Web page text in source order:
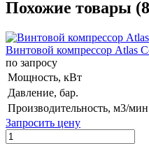
Похожие товары
Винтовой компрессор Atlas
по запросу
Мощность, кВт
Давление, бар.
Производительность, м3/мин
Запросить цену